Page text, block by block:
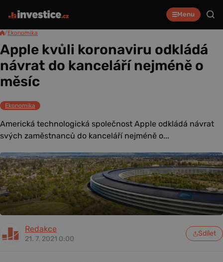
Menu
/Ekonomika
Apple kvůli koronaviru odkládá
návrat do kanceláří nejméně o
měsíc
Ekonomika
Americká technologická společnost Apple odkládá návrat
svých zaměstnanců do kanceláří nejméně o...
Redakce
21. 7. 2021 0:00
Sdílet